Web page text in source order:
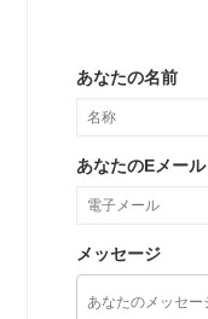
あなたの名前
あなたのEメール
メッセージ